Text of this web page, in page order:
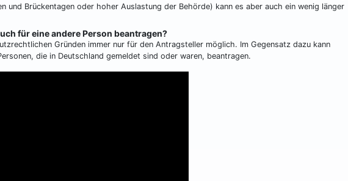
und Brückentagen oder hoher Auslastung der Behörde) kann es aber auch ein wenig länger
für eine andere Person beantragen?
Gründen immer nur für den Antragsteller möglich. Im Gegensatz dazu kann
die in Deutschland gemeldet sind oder waren, beantragen.